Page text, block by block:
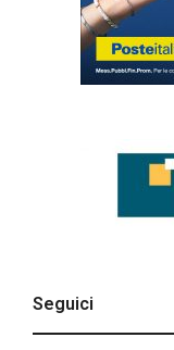
Seguici